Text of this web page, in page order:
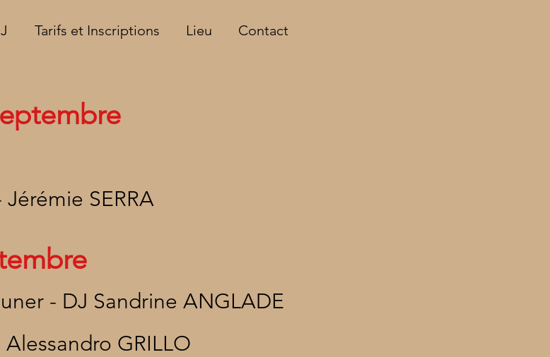
Tarifs et Inscriptions Lieu Contact
SERRA
- DJ Sandrine ANGLADE
GRILLO